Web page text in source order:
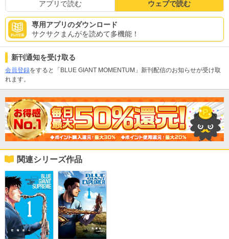
アプリで読む ウェブで読む
専用アプリのダウンロード
サクサクまんがを読めて多機能！
新刊通知を受け取る
会員登録をすると「BLUE GIANT MOMENTUM」新刊配信のお知らせが受け取
れます。
関連シリーズ作品